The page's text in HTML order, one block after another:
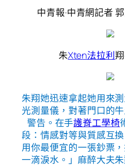
中青報·中青網記者
朱Xten法拉利
朱翔她迅速拿起她用來
光測量儀，對著門口的
警告。在手護脊工學椅
段：情感對等與質感互
用你最便宜的一張鈔票
一滴淚水。」麻醉大夫